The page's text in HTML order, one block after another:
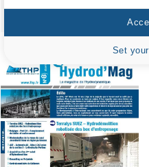
CONSULTER
Set